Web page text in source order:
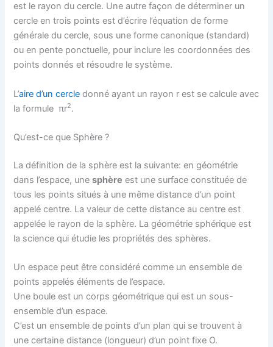
est le rayon du cercle. Une autre façon de déterminer un
cercle en trois points est d’écrire l’équation de forme
générale du cercle, sous une forme canonique (standard)
ou en pente ponctuelle, pour inclure les coordonnées des
points donnés et résoudre le système.
L’aire d’un cercle donné ayant un rayon r est se calcule avec
la formule πr2.
Qu’est-ce que Sphère ?
La définition de la sphère est la suivante: en géométrie
dans l’espace, unesphère est une surface constituée de
tous les points situés à une même distance d’un point
appelé centre. La valeur de cette distance au centre est
appelée le rayon de la sphère. La géométrie sphérique est
la science qui étudie les propriétés des sphères.
Un espace peut être considéré comme un ensemble de
points appelés éléments de l’espace.
Une boule est un corps géométrique qui est un sous-
ensemble d’un espace.
C’est un ensemble de points d’un plan qui se trouvent à
une certaine distance (longueur) d’un point fixe O.